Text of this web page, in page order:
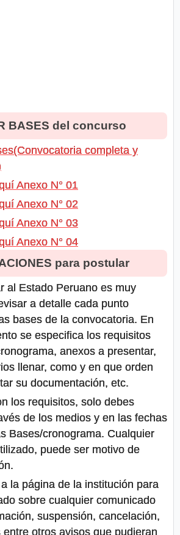
BASES del concurso
completa y
Anexo N° 01
Anexo N° 02
Anexo N° 03
Anexo N° 04
para postular
al Estado Peruano es muy
a detalle cada punto
bases de la convocatoria. En
se especifica los requisitos
anexos a presentar,
llenar, como y en que orden
su documentación, etc.
los requisitos, solo debes
de los medios y en las fechas
Bases/cronograma. Cualquier
puede ser motivo de
la página de la institución para
sobre cualquier comunicado
suspensión, cancelación,
entre otros avisos que pudieran